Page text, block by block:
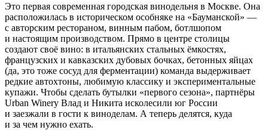
Это первая современная городская винодельня в Москве. Она
расположилась в историческом особняке на «Бауманской» —
с авторским рестораном, винным пабом, ботлшопом
и настоящим производством. Прямо в центре столицы
создают своё вино: в итальянских стальных ёмкостях,
французских и кавказских дубовых бочках, бетонных яйцах
(да, это тоже сосуд для ферментации) команда выдерживает
редкие автохтоны, любимую классику и экспериментальные
купажи. Чтобы сделать бутылки «первого сезона», партнёры
Urban Winery Влад и Никита исколесили юг России
и заезжали в гости к виноделам. А теперь делятся, куда
и за чем нужно ехать.